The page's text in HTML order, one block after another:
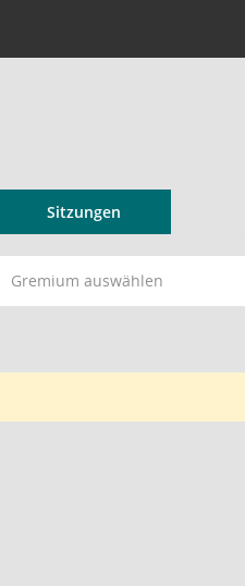
Sitzungen
Gremium auswählen